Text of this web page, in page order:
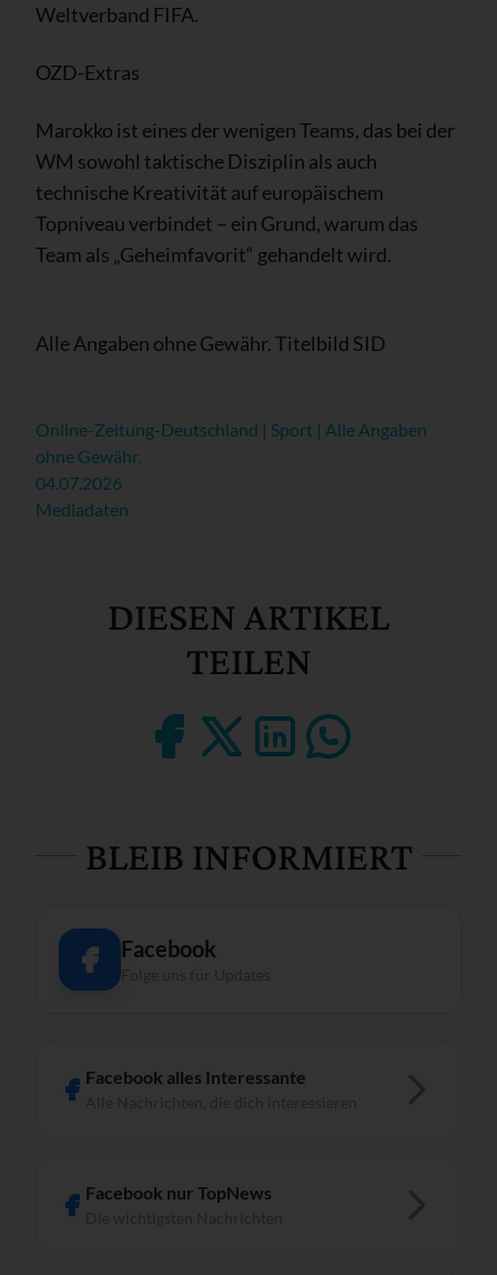
Weltverband FIFA.
OZD-Extras
Marokko ist eines der wenigen Teams, das bei der
WM sowohl taktische Disziplin als auch
technische Kreativität auf europäischem
Topniveau verbindet – ein Grund, warum das
Team als „Geheimfavorit“ gehandelt wird.
Alle Angaben ohne Gewähr. Titelbild SID
Online-Zeitung-Deutschland | Sport | Alle Angaben
ohne Gewähr.
04.07.2026
Mediadaten
DIESEN ARTIKEL
TEILEN
BLEIB INFORMIERT
Facebook
Facebook alles Interessante
Facebook nur TopNews